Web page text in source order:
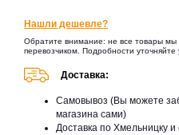
Нашли дешевле?
Обратите внимание: не все товары мы
перевозчиком. Подробности
Доставка:
Самовывоз (Вы можете
магазина сами)
Доставка по Хмельницку и